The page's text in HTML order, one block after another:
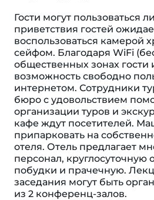
Гости могут пользоваться
приветствия гостей
воспользоваться камерой
сейфом. Благодаря WiFi
общественных зонах гости
возможность свободно
интернетом. Сотрудники
бюро с удовольствием
организации туров и
кафе ждут посетителей.
припарковать на
отеля. Отель предлагает
персонал, круглосуточную
побудки и прачечную.
заседания могут быть
из 2 конференц-залов.